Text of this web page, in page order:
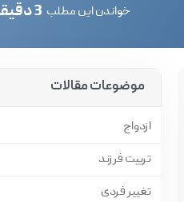
خواندن این مطلب 3 دقیقه
موضوعات مقالات
ازدواج
تربیت فرزند
تغییر فردی